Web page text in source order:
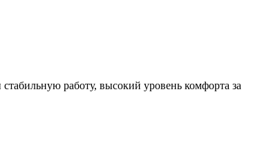
работу, высокий уровень комфорта за